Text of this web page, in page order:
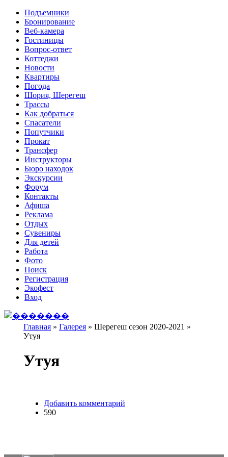
Перейти к основному содержанию
Подъемники
Бронирование
Веб-камера
Гостиницы
Вопрос-ответ
Коттеджи
Новости
Квартиры
Погода
Шория, Шерегеш
Трассы
Как добраться
Спасатели
Попутчики
Прокат
Трансфер
Инструкторы
Бюро находок
Экскурсии
Форум
Контакты
Афиша
Реклама
Отдых
Сувениры
Для детей
Работа
Фото
Поиск
Регистрация
Экофест
Вход
Вы здесь
Главная » Галерея » Шерегеш сезон 2020-2021 »
Утуя
Утуя
Добавить комментарий
590